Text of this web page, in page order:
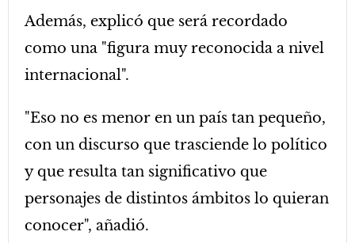
Además, explicó que será recordado
como una "figura muy reconocida a nivel
internacional".
"Eso no es menor en un país tan pequeño,
con un discurso que trasciende lo político
y que resulta tan significativo que
personajes de distintos ámbitos lo quieran
conocer", añadió.